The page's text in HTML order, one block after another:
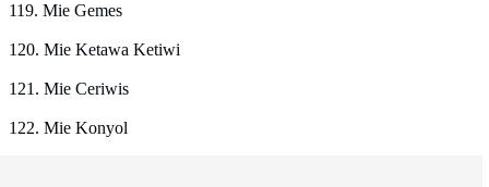
119. Mie Gemes
120. Mie Ketawa Ketiwi
121. Mie Ceriwis
122. Mie Konyol